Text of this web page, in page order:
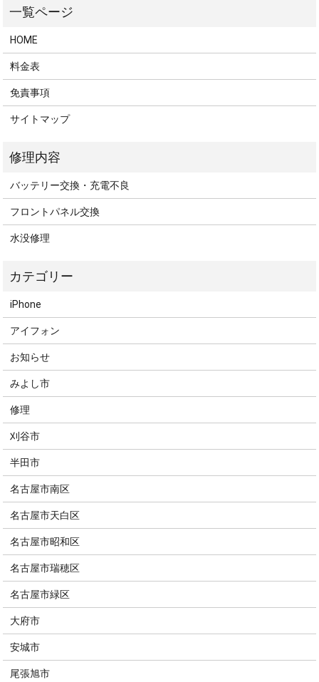
HOME
料金表
免責事項
サイトマップ
バッテリー交換・充電不良
フロントパネル交換
水没修理
iPhone
アイフォン
お知らせ
みよし市
修理
刈谷市
半田市
名古屋市南区
名古屋市天白区
名古屋市昭和区
名古屋市瑞穂区
名古屋市緑区
大府市
安城市
尾張旭市